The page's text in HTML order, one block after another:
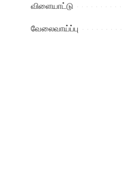
விளையாட்டு
வேலைவாய்ப்பு